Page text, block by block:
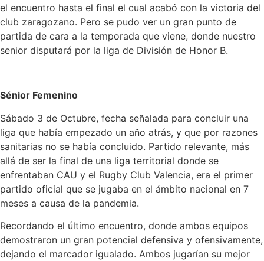
el encuentro hasta el final el cual acabó con la victoria del
club zaragozano. Pero se pudo ver un gran punto de
partida de cara a la temporada que viene, donde nuestro
senior disputará por la liga de División de Honor B.
Sénior Femenino
Sábado 3 de Octubre, fecha señalada para concluir una
liga que había empezado un año atrás, y que por razones
sanitarias no se había concluido. Partido relevante, más
allá de ser la final de una liga territorial donde se
enfrentaban CAU y el Rugby Club Valencia, era el primer
partido oficial que se jugaba en el ámbito nacional en 7
meses a causa de la pandemia.
Recordando el último encuentro, donde ambos equipos
demostraron un gran potencial defensiva y ofensivamente,
dejando el marcador igualado. Ambos jugarían su mejor